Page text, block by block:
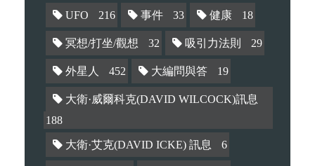
UFO 216 事件 33 健康 18
冥想/打坐/觀想 32 吸引力法則 29
外星人 452 大編問與答 19
大衛·威爾科克(DAVID WILCOCK)訊息
188
大衛·艾克(DAVID ICKE) 訊息 6